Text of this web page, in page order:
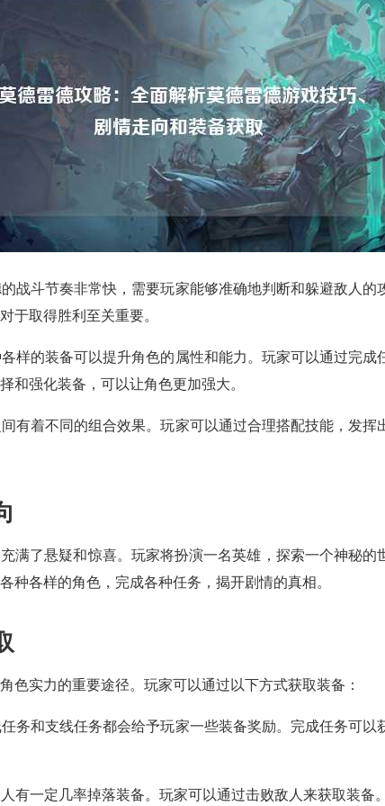
战斗节奏非常快，需要玩家能够准确地判断和躲避敌人的
于取得胜利至关重要。
样的装备可以提升角色的属性和能力。玩家可以通过完成
和强化装备，可以让角色更加强大。
有着不同的组合效果。玩家可以通过合理搭配技能，发挥
满了悬疑和惊喜。玩家将扮演一名英雄，探索一个神秘的
种各样的角色，完成各种任务，揭开剧情的真相。
色实力的重要途径。玩家可以通过以下方式获取装备：
务和支线任务都会给予玩家一些装备奖励。完成任务可以
有一定几率掉落装备。玩家可以通过击败敌人来获取装备。